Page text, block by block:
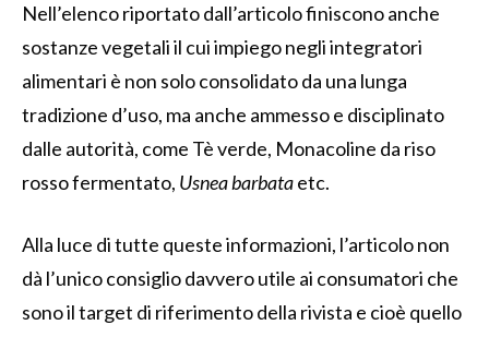
Nell’elenco riportato dall’articolo finiscono anche
sostanze vegetali il cui impiego negli integratori
alimentari è non solo consolidato da una lunga
tradizione d’uso, ma anche ammesso e disciplinato
dalle autorità, come Tè verde, Monacoline da riso
rosso fermentato, Usnea barbataetc.
Alla luce di tutte queste informazioni, l’articolo non
dà l’unico consiglio davvero utile ai consumatori che
sono il target di riferimento della rivista e cioè quello